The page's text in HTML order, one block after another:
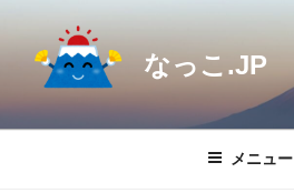
なっこ.JP
メニュー